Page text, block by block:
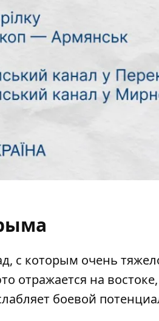
с которым очень
отражается на
боевой